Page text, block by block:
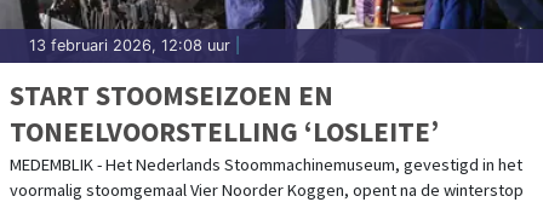
13 februari 2026, 12:08 uur
START STOOMSEIZOEN EN
TONEELVOORSTELLING ‘LOSLEITE’
MEDEMBLIK - Het Nederlands Stoommachinemuseum, gevestigd in het
voormalig stoomgemaal Vier Noorder Koggen, opent na de winterstop